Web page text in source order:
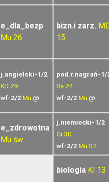
e_dla_bezp
Mu 26
bizn.i zarz.
15
j.angielski-1/2
KD 29
wf-2/2Mu @
pod.r.nagrań-1/
Ra 24
wf-2/2Mu @
e_zdrowotna
Mu św
j.niemiecki-1/2
Gi30
wf-2/2Mu S2
biologia KI 13